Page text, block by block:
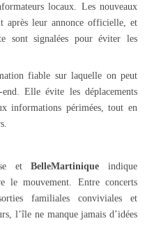
locaux. Les nouveaux
après leur annonce officielle, et
sont signalées pour éviter les
fiable sur laquelle on peut
Elle évite les déplacements
informations périmées, tout en
etBelleMartinique indique
le mouvement. Entre concerts
familiales conviviales et
l’île ne manque jamais d’idées